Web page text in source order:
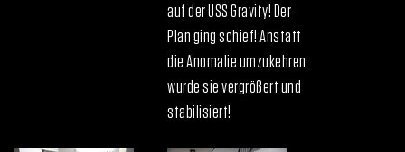
auf der USS Gravity! Der
Plan ging schief! Anstatt
die Anomalie umzukehren
wurde sie vergrößert und
stabilisiert!